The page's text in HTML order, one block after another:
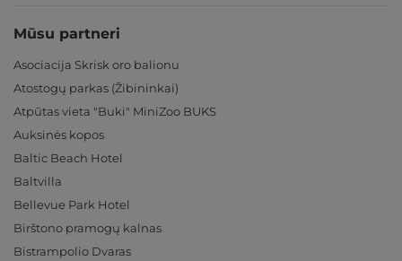
Mūsu partneri
Asociacija Skrisk oro balionu
Atostogų parkas (Žibininkai)
Atpūtas vieta "Buki" MiniZoo BUKS
Auksinės kopos
Baltic Beach Hotel
Baltvilla
Bellevue Park Hotel
Birštono pramogų kalnas
Bistrampolio Dvaras